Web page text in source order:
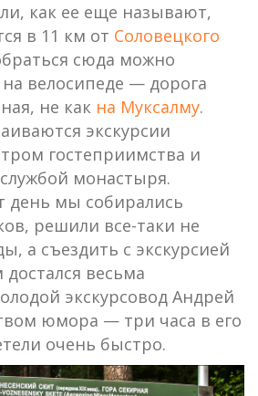
как ее еще называют,
в 11 км от Соловецкого
сюда можно
велосипеде — дорога
не как на Муксалму.
экскурсии
гостеприимства и
монастыря.
день мы собирались
решили все-таки не
а съездить с экскурсией
достался весьма
экскурсовод Андрей
юмора — три часа в его
очень быстро.